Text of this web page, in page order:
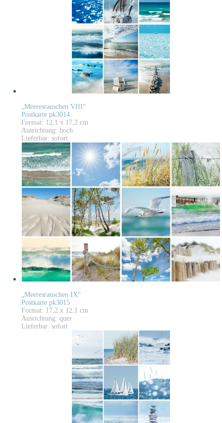
„Meeresrauschen VIII“
Postkarte pk3014
Format: 12,1 x 17,2 cm
Ausrichtung: hoch
Lieferbar: sofort
„Meeresrauschen IX“
Postkarte pk3015
Format: 17,2 x 12,1 cm
Ausrichtung: quer
Lieferbar: sofort